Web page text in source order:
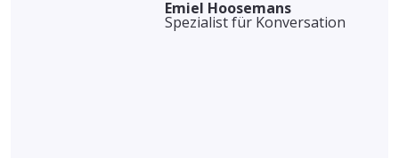
Emiel Hoosemans
Spezialist für Konversation